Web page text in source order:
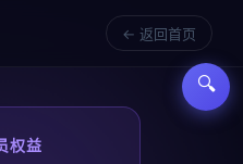
← 返回首页
权益
🔍